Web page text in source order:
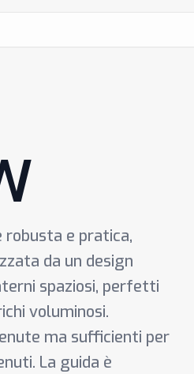
robusta e pratica,
da un design
spaziosi, perfetti
voluminosi.
ma sufficienti per
La guida è